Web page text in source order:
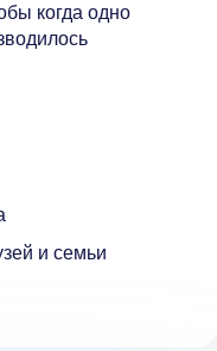
когда одно
и семьи